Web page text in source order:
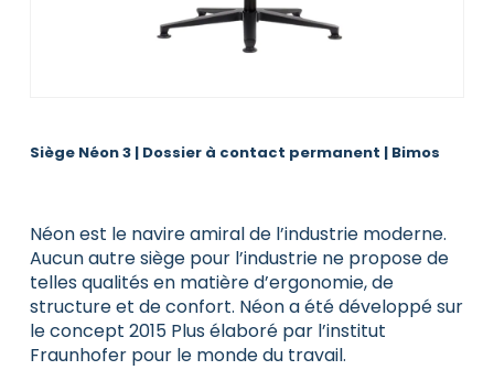
Siège Néon 3 | Dossier à contact permanent | Bimos
Néon est le navire amiral de l’industrie moderne.
Aucun autre siège pour l’industrie ne propose de
telles qualités en matière d’ergonomie, de
structure et de confort. Néon a été développé sur
le concept 2015 Plus élaboré par l’institut
Fraunhofer pour le monde du travail.